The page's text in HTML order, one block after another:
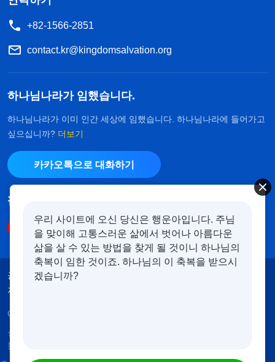
+82-1566-2851
contact.kr@kingdomsalvation.org
하나님나라가 임했습니다.
하나님나라가 이미 인간 세상에 임했습니다. 하나님나라에 들어가고
싶으십니까? 더보기
카카오톡으로 대화하기
팔로우하기
공지 이용약관
저작권 명시
Copyright © 2026
성경은 개역한글에서 인용하였습니다. 이 사이트에는 부
분적으로 다음체를 사용하였습니다.
우리 사이트에 오신 당신은 행운아입니다. 주님
을 맞이해 고통스러운 삶에서 벗어나 아름다운
삶을 살 수 있는 방법을 찾게 될 것이니 하나님의
축복이 임한 것이죠. 하나님의 이 축복을 받으시
겠습니까?